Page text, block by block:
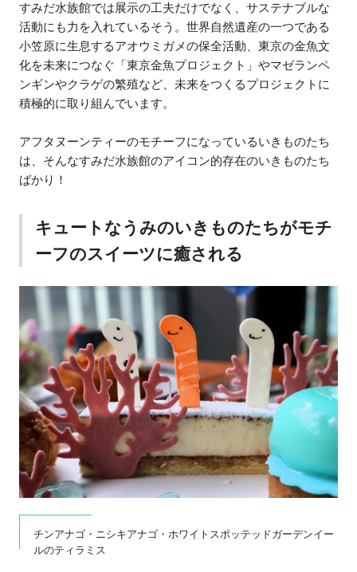
すみだ水族館では展示の工夫だけでなく、サステナブルな
活動にも力を入れているそう。世界自然遺産の一つである
小笠原に生息するアオウミガメの保全活動、東京の金魚文
化を未来につなぐ「東京金魚プロジェクト」やマゼランペ
ンギンやクラゲの繁殖など、未来をつくるプロジェクトに
積極的に取り組んでいます。
アフタヌーンティーのモチーフになっているいきものたち
は、そんなすみだ水族館のアイコン的存在のいきものたち
ばかり！
キュートなうみのいきものたちがモチ
ーフのスイーツに癒される
チンアナゴ・ニシキアナゴ・ホワイトスポッテッドガーデンイー
ルのティラミス